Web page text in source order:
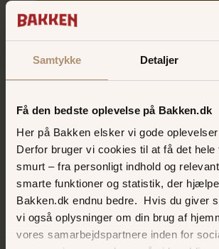
Samtykke Detaljer
Få den bedste oplevelse på Bakken.dk
Her på Bakken elsker vi gode
Derfor bruger vi cookies til at få det
smurt – fra personligt indhold og
smarte funktioner og statistik, der
Bakken.dk endnu bedre. Hvis du giver
vi også oplysninger om din brug af
vores samarbejdspartnere inden for